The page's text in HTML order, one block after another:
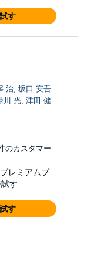
す
治, 坂口 安吾
川 光, 津田 健
のカスタマー
レミアムプ
す
す